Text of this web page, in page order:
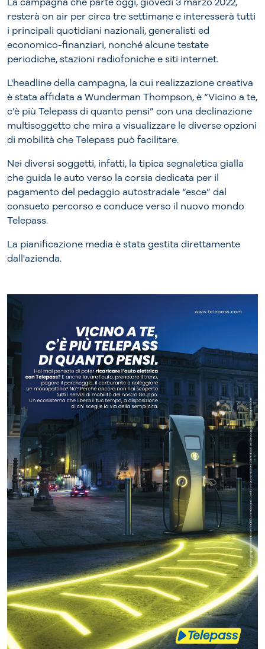
resterà on air per circa tre settimane e interesserà tutti
i principali quotidiani nazionali, generalisti ed
economico-finanziari, nonché alcune testate
periodiche, stazioni radiofoniche e siti internet.
L'headline della campagna, la cui realizzazione creativa
è stata affidata a Wunderman Thompson, è “Vicino a te,
c’è più Telepass di quanto pensi” con una declinazione
multisoggetto che mira a visualizzare le diverse opzioni
di mobilità che Telepass può facilitare.
Nei diversi soggetti, infatti, la tipica segnaletica gialla
che guida le auto verso la corsia dedicata per il
pagamento del pedaggio autostradale “esce” dal
consueto percorso e conduce verso il nuovo mondo
Telepass.
La pianificazione media è stata gestita direttamente
dall'azienda.